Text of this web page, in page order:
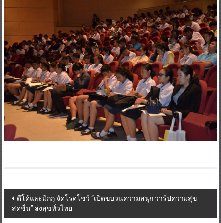
Post
navigation
ดีโด้และมิกกุ จัดโรดโชว์ “เปิดขบวนความสนุก วาร์ปความสุข
สดชื่น” ส่งสุขทั่วไทย